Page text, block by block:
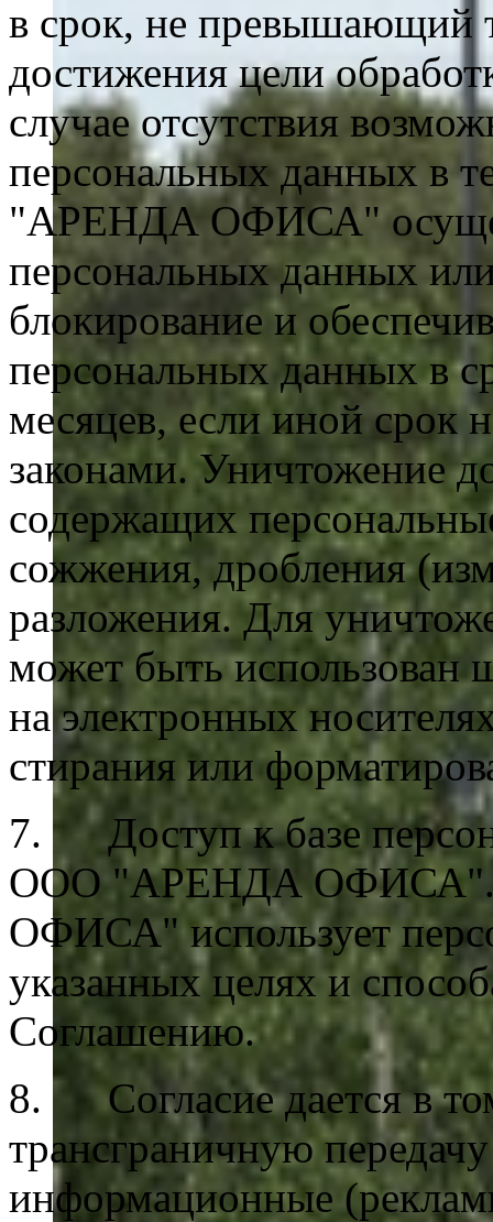
в срок, не превышающий
достижения цели
случае отсутствия
персональных данных в
"АРЕНДА ОФИСА"
персональных данных
блокирование и
персональных данных в
месяцев, если иной срок
законами. Уничтожение
содержащих
сожжения, дробления
разложения. Для
может быть использован
на электронных
стирания или
7. Доступ к базе
ООО "АРЕНДА
ОФИСА" использует
указанных целях и
Соглашению.
8. Согласие дается в
трансграничную
информационные